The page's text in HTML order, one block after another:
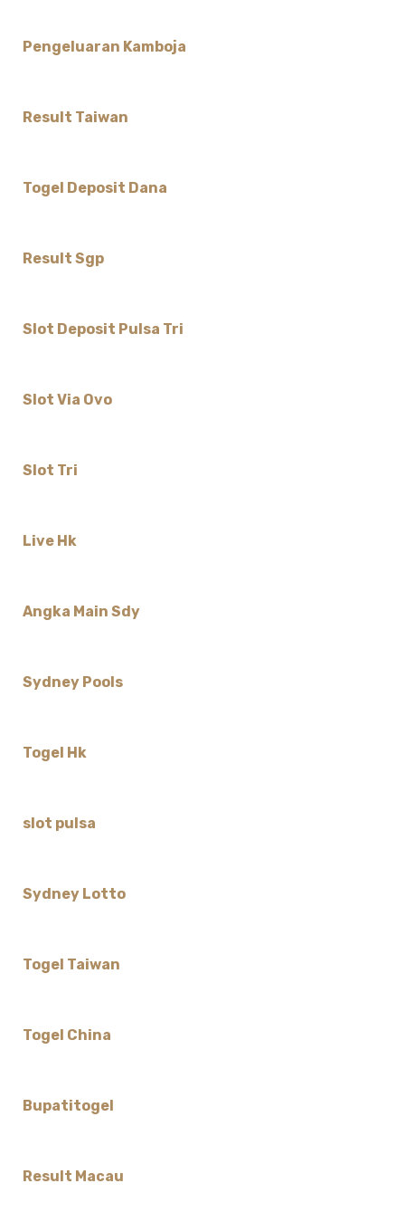
Pengeluaran Kamboja
Result Taiwan
Togel Deposit Dana
Result Sgp
Slot Deposit Pulsa Tri
Slot Via Ovo
Slot Tri
Live Hk
Angka Main Sdy
Sydney Pools
Togel Hk
slot pulsa
Sydney Lotto
Togel Taiwan
Togel China
Bupatitogel
Result Macau